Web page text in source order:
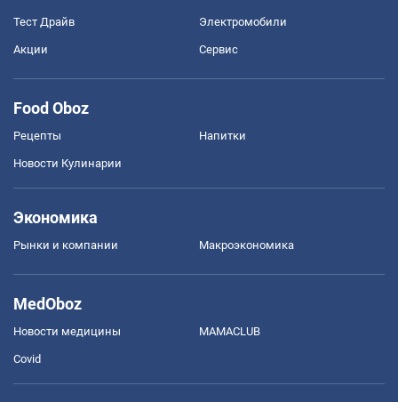
Тест Драйв Электромобили
Акции Сервис
Food Oboz
Рецепты Напитки
Новости Кулинарии
Экономика
Рынки и компании Mакроэкономика
MedOboz
Новости медицины MAMACLUB
Covid